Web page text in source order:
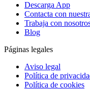
Descarga App
Contacta con
Trabaja con
Blog
Páginas legales
Aviso legal
Política de
Política de cookies